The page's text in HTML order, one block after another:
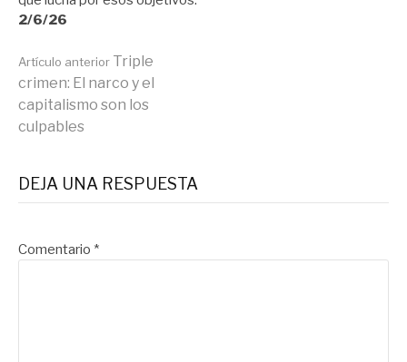
2/6/26
Seguir
leyendo
Artículo anterior Triple
crimen: El narco y el
capitalismo son los
culpables
DEJA UNA RESPUESTA
Comentario *